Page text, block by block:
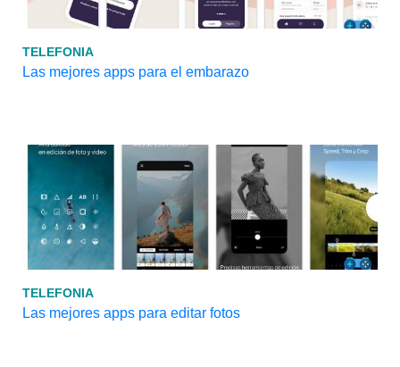
TELEFONIA
Las mejores apps para el embarazo
TELEFONIA
Las mejores apps para editar fotos